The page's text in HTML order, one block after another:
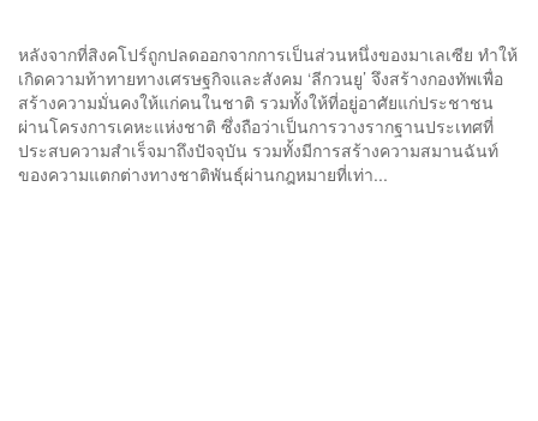
หลังจากที่สิงคโปร์ถูกปลดออกจากการเป็นส่วนหนึ่งของมาเลเซีย ทำให้
เกิดความท้าทายทางเศรษฐกิจและสังคม ‘ลีกวนยู’ จึงสร้างกองทัพเพื่อ
สร้างความมั่นคงให้แก่คนในชาติ รวมทั้งให้ที่อยู่อาศัยแก่ประชาชน
ผ่านโครงการเคหะแห่งชาติ ซึ่งถือว่าเป็นการวางรากฐานประเทศที่
ประสบความสำเร็จมาถึงปัจจุบัน รวมทั้งมีการสร้างความสมานฉันท์
ของความแตกต่างทางชาติพันธ์ุผ่านกฎหมายที่เท่า...